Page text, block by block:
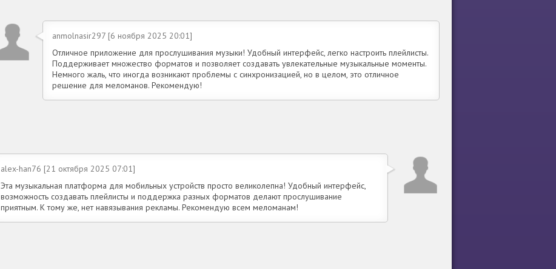
anmolnasir297 [6 ноября 2025 20:01]
Отличное приложение для прослушивания музыки! Удобный интерфейс, легко настроить плейлисты.
Поддерживает множество форматов и позволяет создавать увлекательные музыкальные моменты.
Немного жаль, что иногда возникают проблемы с синхронизацией, но в целом, это отличное
решение для меломанов. Рекомендую!
alex-han76 [21 октября 2025 07:01]
Эта музыкальная платформа для мобильных устройств просто великолепна! Удобный интерфейс,
возможность создавать плейлисты и поддержка разных форматов делают прослушивание
приятным. К тому же, нет навязывания рекламы. Рекомендую всем меломанам!